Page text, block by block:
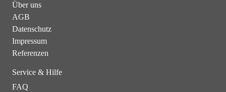
Über uns
AGB
Datenschutz
Impressum
Referenzen
Service & Hilfe
FAQ